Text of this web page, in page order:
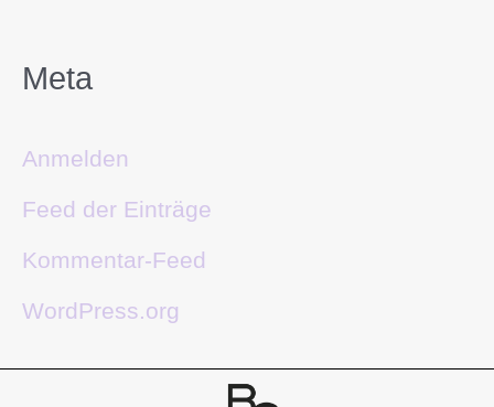
Meta
Anmelden
Feed der Einträge
Kommentar-Feed
WordPress.org